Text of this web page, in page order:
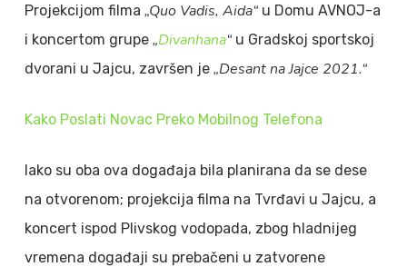
Projekcijom filma „Quo Vadis, Aida“u Domu AVNOJ-a
i koncertom grupe „Divanhana“u Gradskoj sportskoj
dvorani u Jajcu, završen je „Desant na Jajce 2021.“
Kako Poslati Novac Preko Mobilnog Telefona
Iako su oba ova događaja bila planirana da se dese
na otvorenom; projekcija filma na Tvrđavi u Jajcu, a
koncert ispod Plivskog vodopada, zbog hladnijeg
vremena događaji su prebačeni u zatvorene